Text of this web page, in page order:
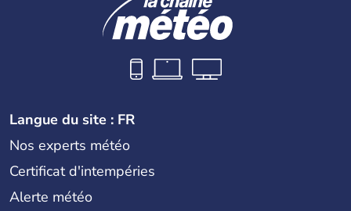
Langue du site : FR
Nos experts météo
Certificat d'intempéries
Alerte météo